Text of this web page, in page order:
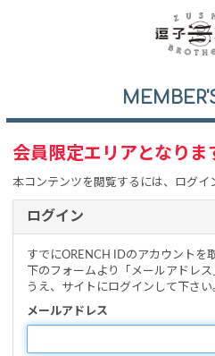
会員限定エリアとなりま
本コンテンツを閲覧するには、ログイ
ログイン
すでにORENCH IDのアカウントを
下のフォームより「メールアドレ
うえ、サイトにログインして下さい
メールアドレス